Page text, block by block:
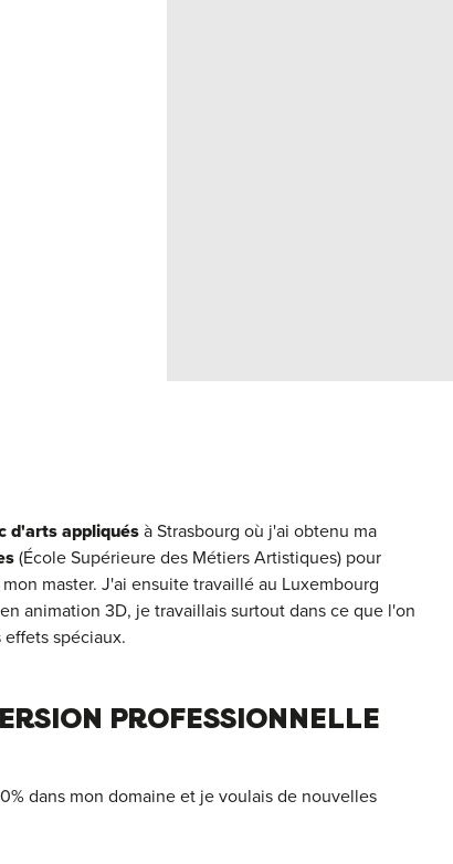
d'arts appliqués à Strasbourg où j'ai obtenu ma
(École Supérieure des Métiers Artistiques) pour
master. J'ai ensuite travaillé au Luxembourg
animation 3D, je travaillais surtout dans ce que l'on
spéciaux.
PROFESSIONNELLE
dans mon domaine et je voulais de nouvelles